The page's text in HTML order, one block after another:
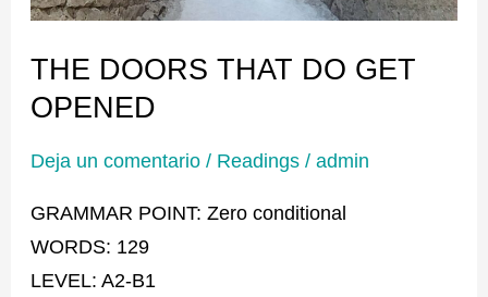
THE DOORS THAT DO GET
OPENED
Deja un comentario / Readings /admin
GRAMMAR POINT: Zero conditional
WORDS: 129
LEVEL: A2-B1